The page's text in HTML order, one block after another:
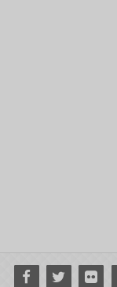
Facebook
Twitter Flickr